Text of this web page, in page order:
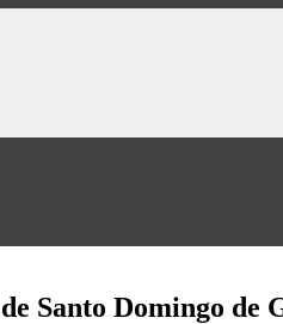
Santo Domingo de